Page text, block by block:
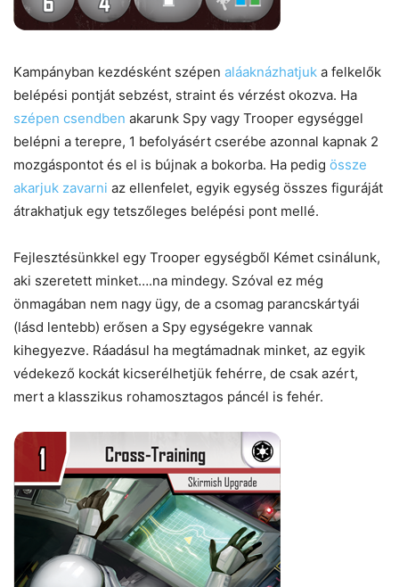
Kampányban kezdésként szépen aláaknázhatjuk a felkelők
belépési pontját sebzést, straint és vérzést okozva. Ha
szépen csendben akarunk Spy vagy Trooper egységgel
belépni a terepre, 1 befolyásért cserébe azonnal kapnak 2
mozgáspontot és el is bújnak a bokorba. Ha pedig össze
akarjuk zavarni az ellenfelet, egyik egység összes figuráját
átrakhatjuk egy tetszőleges belépési pont mellé.
Fejlesztésünkkel egy Trooper egységből Kémet csinálunk,
aki szeretett minket….na mindegy. Szóval ez még
önmagában nem nagy ügy, de a csomag parancskártyái
(lásd lentebb) erősen a Spy egységekre vannak
kihegyezve. Ráadásul ha megtámadnak minket, az egyik
védekező kockát kicserélhetjük fehérre, de csak azért,
mert a klasszikus rohamosztagos páncél is fehér.